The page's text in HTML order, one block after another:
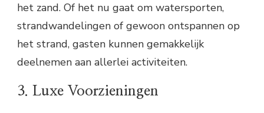
het zand. Of het nu gaat om watersporten,
strandwandelingen of gewoon ontspannen op
het strand, gasten kunnen gemakkelijk
deelnemen aan allerlei activiteiten.
3. Luxe Voorzieningen